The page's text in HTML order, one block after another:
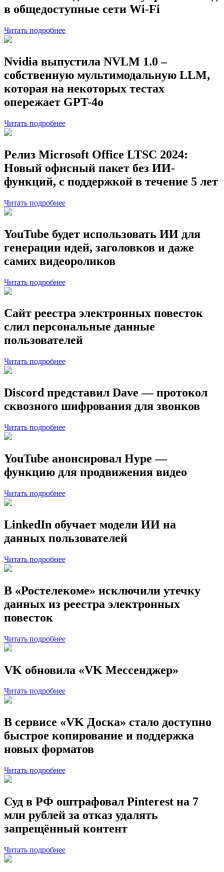
в общедоступные сети Wi-Fi
Читать подробнее
Nvidia выпустила NVLM 1.0 –
собственную мультимодальную LLM,
которая на некоторых тестах
опережает GPT-4o
Читать подробнее
Релиз Microsoft Office LTSC 2024:
Новый офисный пакет без ИИ-
функций, с поддержкой в течение 5 лет
Читать подробнее
YouTube будет использовать ИИ для
генерации идей, заголовков и даже
самих видеороликов
Читать подробнее
Сайт реестра электронных повесток
слил персональные данные
пользователей
Читать подробнее
Discord представил Dave — протокол
сквозного шифрования для звонков
Читать подробнее
YouTube анонсировал Hype —
функцию для продвижения видео
Читать подробнее
LinkedIn обучает модели ИИ на
данных пользователей
Читать подробнее
В «Ростелекоме» исключили утечку
данных из реестра электронных
повесток
Читать подробнее
VK обновила «VK Мессенджер»
Читать подробнее
В сервисе «VK Доска» стало доступно
быстрое копирование и поддержка
новых форматов
Читать подробнее
Суд в РФ оштрафовал Pinterest на 7
млн рублей за отказ удалять
запрещённый контент
Читать подробнее